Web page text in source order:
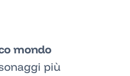
mondo
più